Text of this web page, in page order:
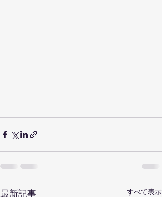
最新記事 すべて表示